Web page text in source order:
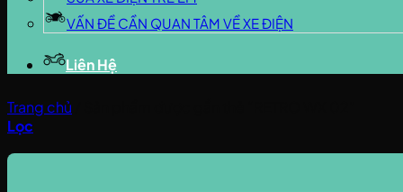
VẤN ĐỀ CẦN QUAN TÂM VỀ XE ĐIỆN
Liên Hệ
Trang chủ
Lọc